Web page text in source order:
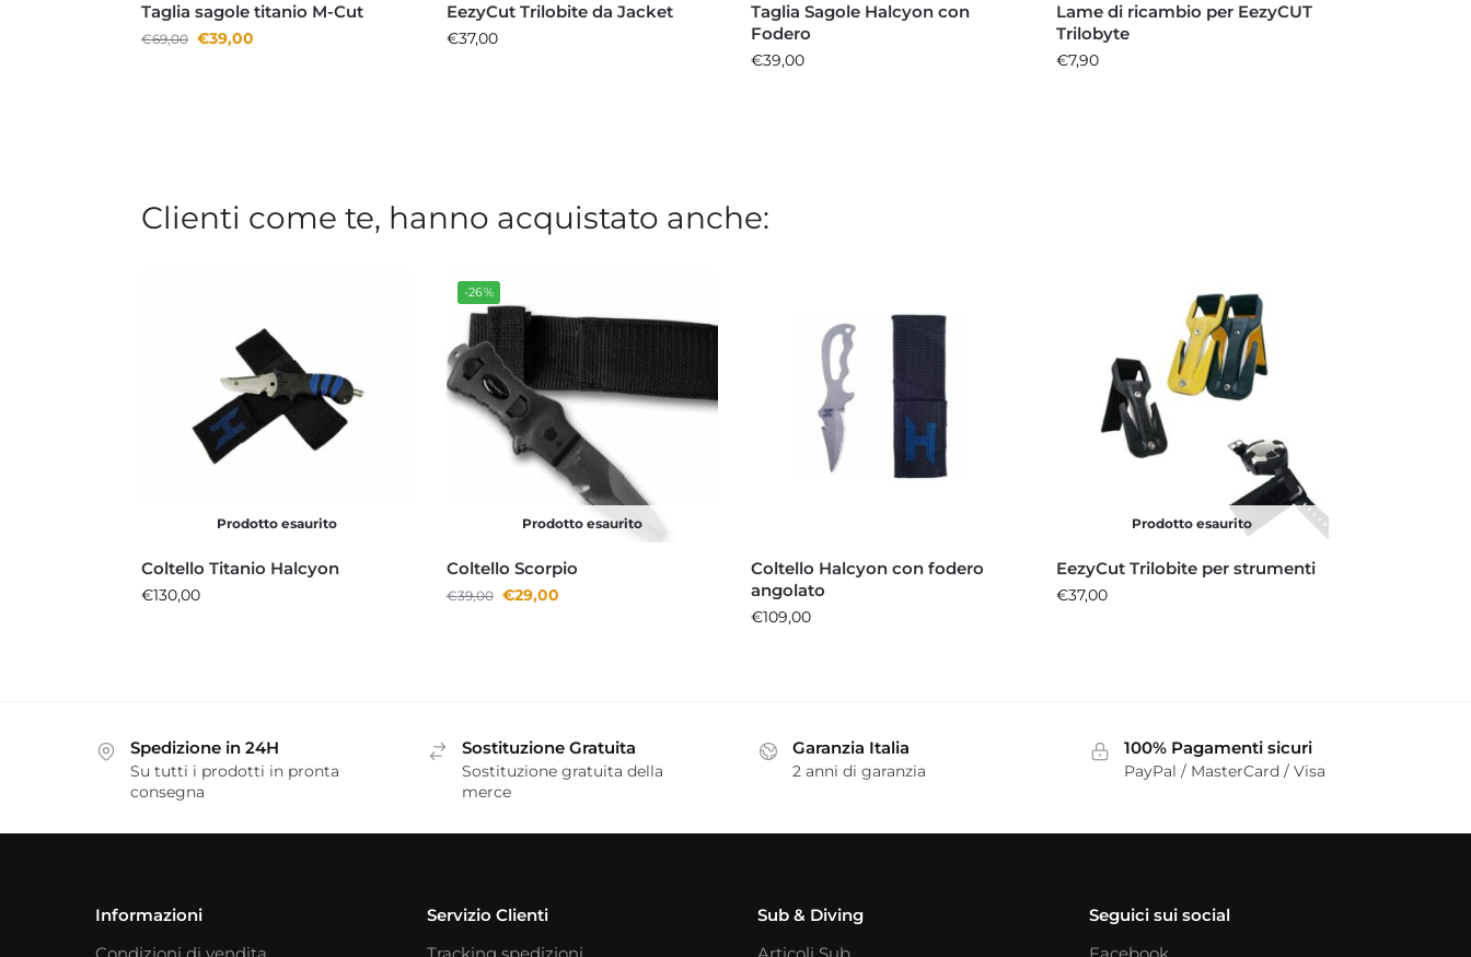
Taglia sagole titanio M-Cut
€69,00 €39,00
EezyCut Trilobite da Jacket
€37,00
Taglia Sagole Halcyon con
Fodero
€39,00
Lame di ricambio per EezyCUT
Trilobyte
€7,90
Clienti come te, hanno acquistato anche:
Prodotto esaurito
Coltello Titanio Halcyon
€130,00
-26%
Prodotto esaurito
Coltello Scorpio
€39,00 €29,00
Coltello Halcyon con fodero
angolato
€109,00
Prodotto esaurito
EezyCut Trilobite per strumenti
€37,00
Spedizione in 24H
Su tutti i prodotti in pronta
consegna
Sostituzione Gratuita
Sostituzione gratuita della
merce
Garanzia Italia
2 anni di garanzia
100% Pagamenti sicuri
PayPal / MasterCard / Visa
Informazioni
Servizio Clienti
Sub & Diving
Seguici sui social